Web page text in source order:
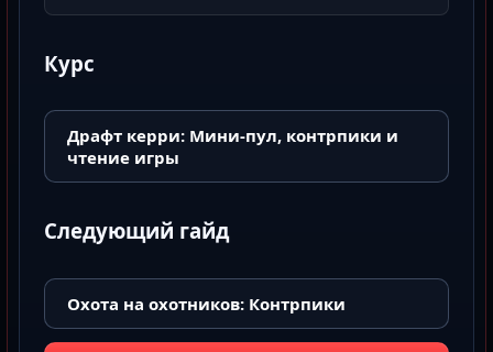
Курс
Драфт керри: Мини-пул, контрпики и
чтение игры
Следующий гайд
Охота на охотников: Контрпики